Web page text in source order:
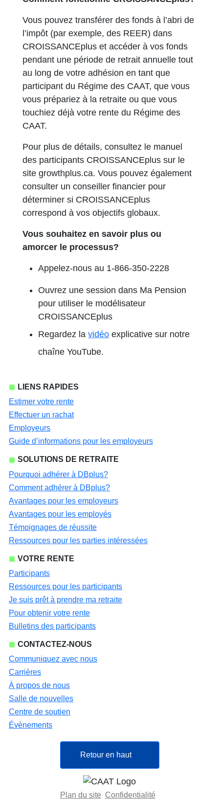
Vous pouvez transférer des fonds à l’abri de
l’impôt (par exemple, des REER) dans
CROISSANCEplus et accéder à vos fonds
pendant une période de retrait annuelle tout
au long de votre adhésion en tant que
participant du Régime des CAAT, que vous
vous prépariez à la retraite ou que vous
touchiez déjà votre rente du Régime des
CAAT.
Pour plus de détails, consultez le manuel
des participants CROISSANCEplus sur le
site growthplus.ca. Vous pouvez également
consulter un conseiller financier pour
déterminer si CROISSANCEplus
correspond à vos objectifs globaux.
Vous souhaitez en savoir plus ou
amorcer le processus?
Appelez-nous au 1-866-350-2228
Ouvrez une session dans Ma Pension
pour utiliser le modélisateur
CROISSANCEplus
Regardez lavidéo
s’ouvre dans un nouvel onglet
explicative sur notre
chaîne YouTube.
LIENS RAPIDES
Estimer votre rente
Effectuer un rachat
Employeurs
Guide d’informations pour les employeurs
SOLUTIONS DE RETRAITE
Pourquoi adhérer à DBplus?
Comment adhérer à DBplus?
Avantages pour les employeurs
Avantages pour les employés
Témoignages de réussite
Ressources pour les parties intéressées
VOTRE RENTE
Participants
Ressources pour les participants
Je suis prêt à prendre ma retraite
Pour obtenir votre rente
Bulletins des participants
CONTACTEZ-NOUS
Communiquez avec nous
Carrières
À propos de nous
Salle de nouvelles
Centre de soutien
Évènements
Retour en haut
Plan du site Confidentialité